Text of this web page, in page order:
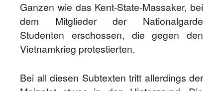
Ganzen wie das Kent-State-Massaker, bei
dem Mitglieder der Nationalgarde
Studenten erschossen, die gegen den
Vietnamkrieg protestierten.
Bei all diesen Subtexten tritt allerdings der